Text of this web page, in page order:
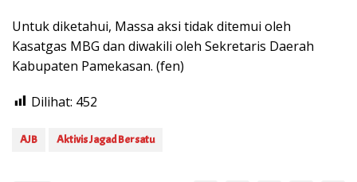
Untuk diketahui, Massa aksi tidak ditemui oleh
Kasatgas MBG dan diwakili oleh Sekretaris Daerah
Kabupaten Pamekasan. (fen)
Dilihat: 452
AJB Aktivis Jagad Bersatu